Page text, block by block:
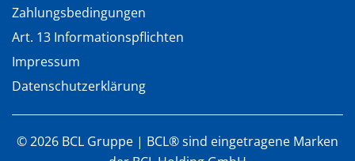
Zahlungsbedingungen
Art. 13 Informationspflichten
Impressum
Datenschutzerklärung
©2026 BCL Gruppe | BCL® sind eingetragene Marken